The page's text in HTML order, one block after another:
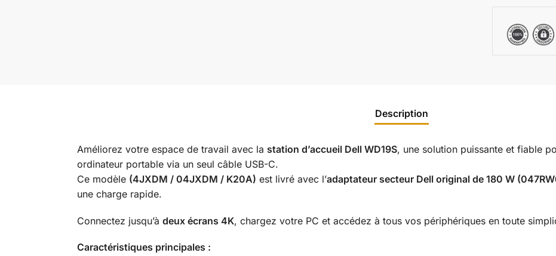
Description
Améliorez votre espace de travail avec la station d’accueil Dell WD19S, une solution puissante et fiable
ordinateur portable via un seul câble USB-C.
Ce modèle (4JXDM / 04JXDM / K20A) est livré avec l’adaptateur secteur Dell original de 180 W
une charge rapide.
Connectez jusqu’à deux écrans 4K, chargez votre PC et accédez à tous vos périphériques en toute
Caractéristiques principales :